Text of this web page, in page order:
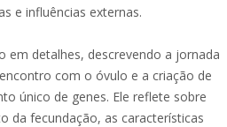
e influências externas.
em detalhes, descrevendo a jornada
com o óvulo e a criação de
único de genes. Ele reflete sobre
da fecundação, as características